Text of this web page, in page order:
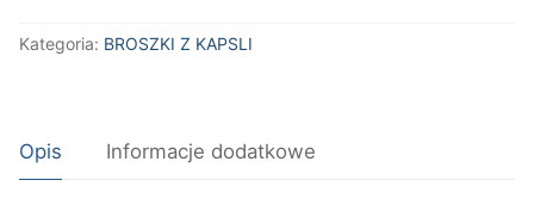
Edvard
Kategoria: BROSZKI Z KAPSLI
Opis Informacje dodatkowe